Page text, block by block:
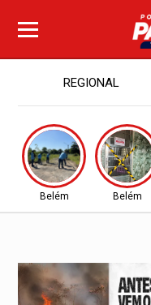
REGIONAL
Belém Belém